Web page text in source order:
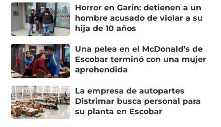
Horror en Garín: detienen a un
hombre acusado de violar a su
hija de 10 años
Una pelea en el McDonald’s de
Escobar terminó con una mujer
aprehendida
La empresa de autopartes
Distrimar busca personal para
su planta en Escobar